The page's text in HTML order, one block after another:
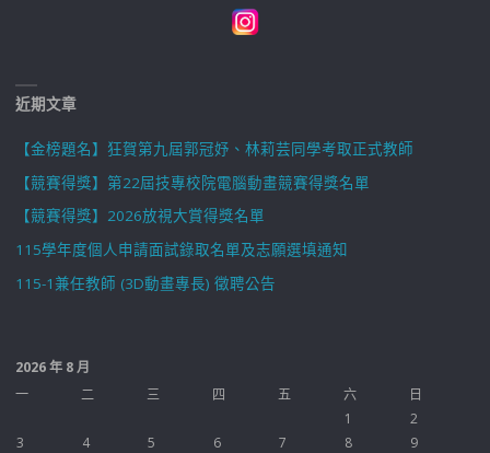
近期文章
【金榜題名】狂賀第九屆郭冠妤、林莉芸同學考取正式教師
【競賽得獎】第22屆技專校院電腦動畫競賽得獎名單
【競賽得獎】2026放視大賞得獎名單
115學年度個人申請面試錄取名單及志願選填通知
115-1兼任教師 (3D動畫專長) 徵聘公告
2026 年 8 月
一
二 三 四 五 六
日
1
2
3
4 5 6 7 8 9